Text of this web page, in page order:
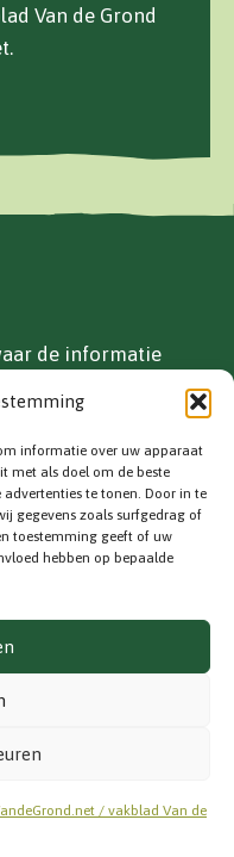
informatie over uw apparaat
met als doel om de beste
te tonen. Door in te
gegevens zoals surfgedrag of
toestemming geeft of uw
hebben op bepaalde
/ vakblad Van de
Van de Grond
de informatie